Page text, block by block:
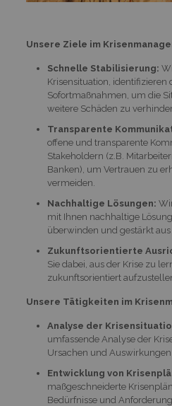
Unsere Ziele im
Schnelle Stabilisierung:
Krisensituation, identifizieren
Sofortmaßnahmen, um die
weitere Schäden zu
Transparente
offene und transparente
Stakeholdern (z.B.
Banken), um Vertrauen zu
vermeiden.
Nachhaltige Lösungen:
mit Ihnen nachhaltige
überwinden und gestärkt
Zukunftsorientierte
Sie dabei, aus der Krise zu
zukunftsorientiert
Unsere Tätigkeiten im
Analyse der
umfassende Analyse der
Ursachen und Auswirkungen
Entwicklung von
maßgeschneiderte
Bedürfnisse und